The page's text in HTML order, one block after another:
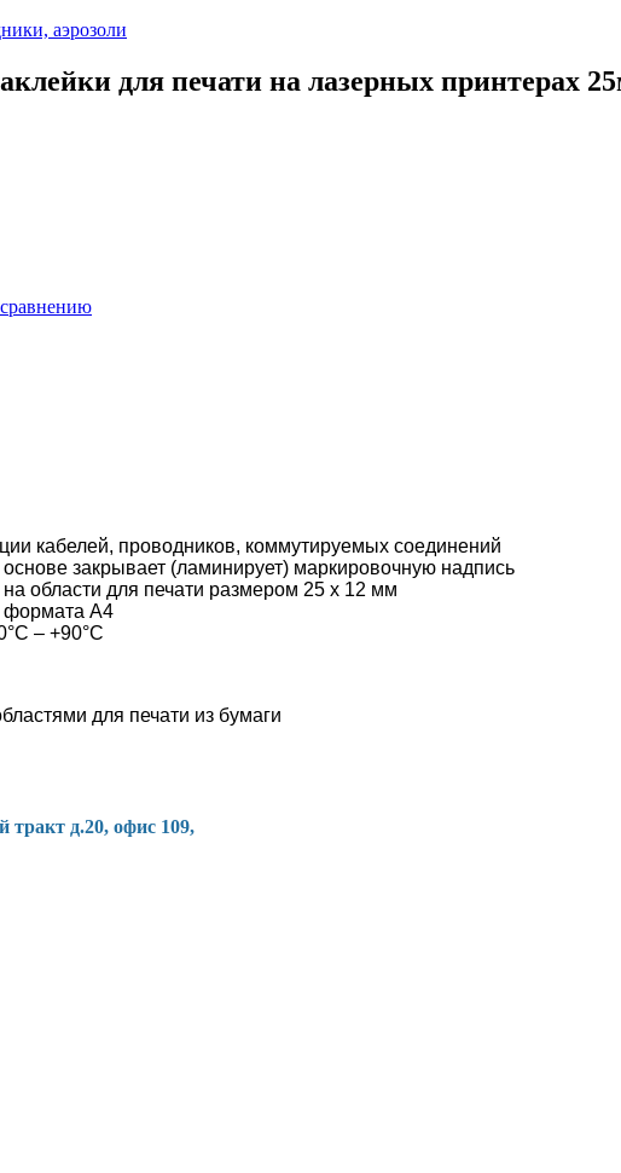
аэрозоли
для печати на лазерных принтерах
кабелей, проводников, коммутируемых соединений
закрывает (ламинирует) маркировочную надпись
области для печати размером 25 х 12 мм
формата А4
– +90°C
для печати из бумаги
тракт д.20, офис 109,